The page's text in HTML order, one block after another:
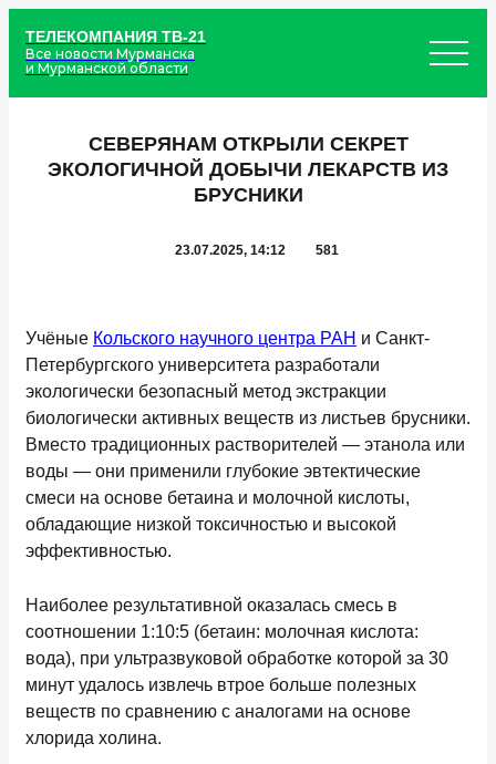
ТЕЛЕКОМПАНИЯ ТВ-21
Все новости Мурманска
и Мурманской области
СЕВЕРЯНАМ ОТКРЫЛИ СЕКРЕТ
ЭКОЛОГИЧНОЙ ДОБЫЧИ ЛЕКАРСТВ ИЗ
БРУСНИКИ
23.07.2025, 14:12 581
Учёные Кольского научного центра РАН и Санкт-
Петербургского университета разработали
экологически безопасный метод экстракции
биологически активных веществ из листьев брусники.
Вместо традиционных растворителей — этанола или
воды — они применили глубокие эвтектические
смеси на основе бетаина и молочной кислоты,
обладающие низкой токсичностью и высокой
эффективностью.
Наиболее результативной оказалась смесь в
соотношении 1:10:5 (бетаин: молочная кислота:
вода), при ультразвуковой обработке которой за 30
минут удалось извлечь втрое больше полезных
веществ по сравнению с аналогами на основе
хлорида холина.